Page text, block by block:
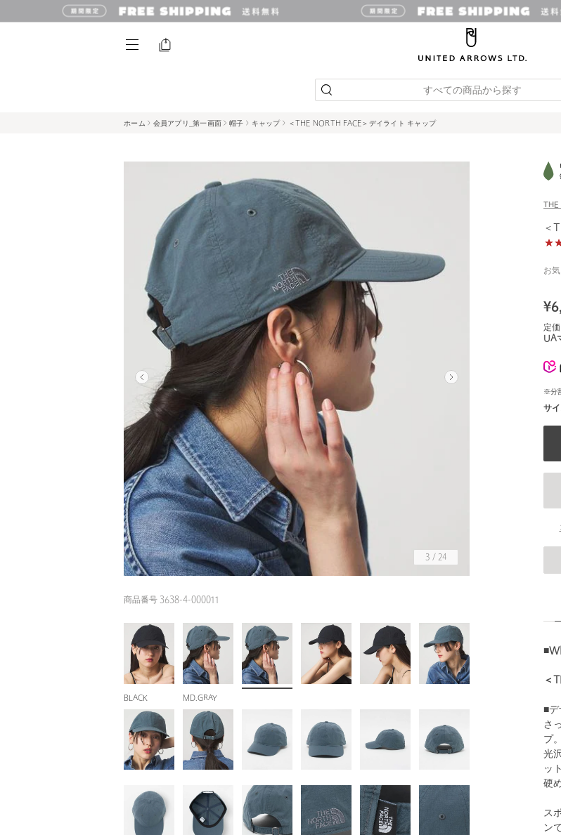
すべての商品から探す
ホーム 会員アプリ_第一画面 帽子 キャップ ＜THE NORTH FACE＞デイライト キャップ
3 / 24
商品番号 3638-4-000011
BLACK MD.GRAY
＜
お
¥
定
UA
※分
サイ
＜
■デ
さ
プ。
光
ッ
硬
ス
ン